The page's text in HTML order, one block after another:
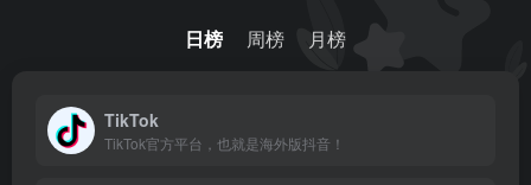
日榜 周榜 月榜
TikTok
TikTok官方平台，也就是海外版抖音！